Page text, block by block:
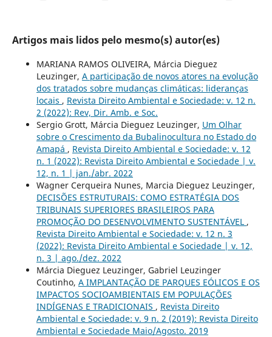
Artigos mais lidos pelo mesmo(s) autor(es)
MARIANA RAMOS OLIVEIRA, Márcia Dieguez
Leuzinger, A participação de novos atores na evolução
dos tratados sobre mudanças climáticas: lideranças
locais , Revista Direito Ambiental e Sociedade: v. 12 n.
2 (2022): Rev, Dir. Amb. e Soc.
Sergio Grott, Márcia Dieguez Leuzinger, Um Olhar
sobre o Crescimento da Bubalinocultura no Estado do
Amapá , Revista Direito Ambiental e Sociedade: v. 12
n. 1 (2022): Revista Direito Ambiental e Sociedade | v.
12, n. 1 | jan./abr. 2022
Wagner Cerqueira Nunes, Marcia Dieguez Leuzinger,
DECISÕES ESTRUTURAIS: COMO ESTRATÉGIA DOS
TRIBUNAIS SUPERIORES BRASILEIROS PARA
PROMOÇÃO DO DESENVOLVIMENTO SUSTENTÁVEL ,
Revista Direito Ambiental e Sociedade: v. 12 n. 3
(2022): Revista Direito Ambiental e Sociedade | v. 12,
n. 3 | ago./dez. 2022
Márcia Dieguez Leuzinger, Gabriel Leuzinger
Coutinho, A IMPLANTAÇÃO DE PARQUES EÓLICOS E OS
IMPACTOS SOCIOAMBIENTAIS EM POPULAÇÕES
INDÍGENAS E TRADICIONAIS , Revista Direito
Ambiental e Sociedade: v. 9 n. 2 (2019): Revista Direito
Ambiental e Sociedade Maio/Agosto. 2019